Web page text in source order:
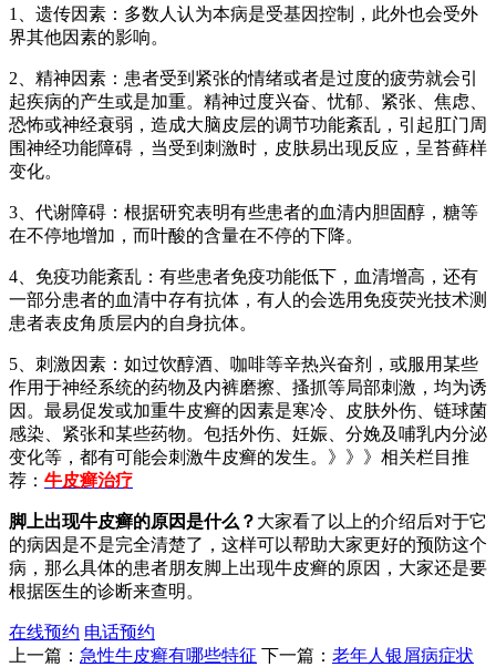
1、遗传因素：多数人认为本病是受基因控制，此外也会受外
界其他因素的影响。
2、精神因素：患者受到紧张的情绪或者是过度的疲劳就会引
起疾病的产生或是加重。精神过度兴奋、忧郁、紧张、焦虑、
恐怖或神经衰弱，造成大脑皮层的调节功能紊乱，引起肛门周
围神经功能障碍，当受到刺激时，皮肤易出现反应，呈苔藓样
变化。
3、代谢障碍：根据研究表明有些患者的血清内胆固醇，糖等
在不停地增加，而叶酸的含量在不停的下降。
4、免疫功能紊乱：有些患者免疫功能低下，血清增高，还有
一部分患者的血清中存有抗体，有人的会选用免疫荧光技术测
患者表皮角质层内的自身抗体。
5、刺激因素：如过饮醇酒、咖啡等辛热兴奋剂，或服用某些
作用于神经系统的药物及内裤磨擦、搔抓等局部刺激，均为诱
因。最易促发或加重牛皮癣的因素是寒冷、皮肤外伤、链球菌
感染、紧张和某些药物。包括外伤、妊娠、分娩及哺乳内分泌
变化等，都有可能会刺激牛皮癣的发生。》》》相关栏目推
荐： 牛皮癣治疗
脚上出现牛皮癣的原因是什么？ 大家看了以上的介绍后对于它
的病因是不是完全清楚了，这样可以帮助大家更好的预防这个
病，那么具体的患者朋友脚上出现牛皮癣的原因，大家还是要
根据医生的诊断来查明。
在线预约 电话预约
上一篇： 急性牛皮癣有哪些特征 下一篇： 老年人银屑病症状